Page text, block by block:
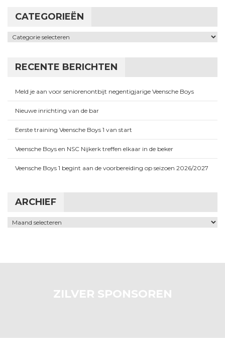
CATEGORIEËN
Categorieën
RECENTE BERICHTEN
Meld je aan voor seniorenontbijt negentigjarige Veensche Boys
Nieuwe inrichting van de bar
Eerste training Veensche Boys 1 van start
Veensche Boys en NSC Nijkerk treffen elkaar in de beker
Veensche Boys 1 begint aan de voorbereiding op seizoen 2026/2027
ARCHIEF
Archief
ZILVER SPONSOREN